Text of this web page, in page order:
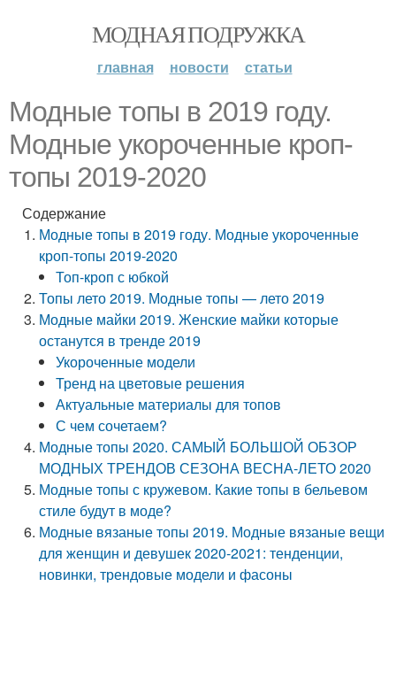
МОДНАЯ ПОДРУЖКА
главная новости статьи
Модные топы в 2019 году.
Модные укороченные кроп-
топы 2019-2020
Содержание
Модные топы в 2019 году. Модные укороченные
кроп-топы 2019-2020
Топ-кроп с юбкой
Топы лето 2019. Модные топы — лето 2019
Модные майки 2019. Женские майки которые
останутся в тренде 2019
Укороченные модели
Тренд на цветовые решения
Актуальные материалы для топов
С чем сочетаем?
Модные топы 2020. САМЫЙ БОЛЬШОЙ ОБЗОР
МОДНЫХ ТРЕНДОВ СЕЗОНА ВЕСНА-ЛЕТО 2020
Модные топы с кружевом. Какие топы в бельевом
стиле будут в моде?
Модные вязаные топы 2019. Модные вязаные вещи
для женщин и девушек 2020-2021: тенденции,
новинки, трендовые модели и фасоны